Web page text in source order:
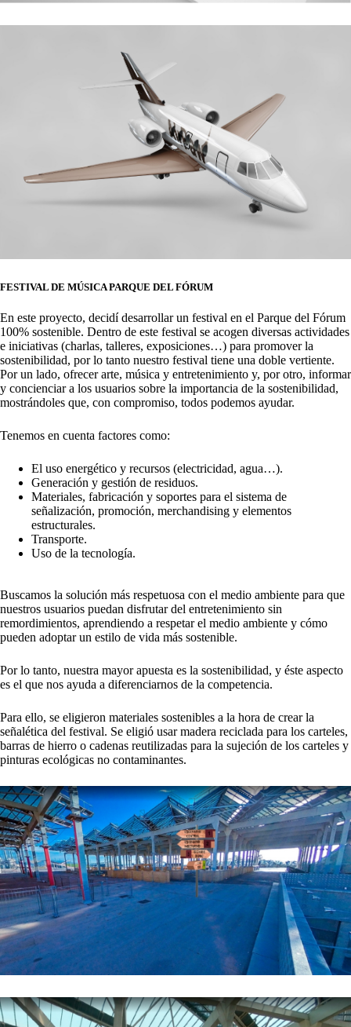
FESTIVAL DE MÚSICA PARQUE DEL FÓRUM
En este proyecto, decidí desarrollar un festival en el Parque del Fórum
100% sostenible. Dentro de este festival se acogen diversas actividades
e iniciativas (charlas, talleres, exposiciones…) para promover la
sostenibilidad, por lo tanto nuestro festival tiene una doble vertiente.
Por un lado, ofrecer arte, música y entretenimiento y, por otro, informar
y concienciar a los usuarios sobre la importancia de la sostenibilidad,
mostrándoles que, con compromiso, todos podemos ayudar.
Tenemos en cuenta factores como:
El uso energético y recursos (electricidad, agua…).
Generación y gestión de residuos.
Materiales, fabricación y soportes para el sistema de
señalización, promoción, merchandising y elementos
estructurales.
Transporte.
Uso de la tecnología.
Buscamos la solución más respetuosa con el medio ambiente para que
nuestros usuarios puedan disfrutar del entretenimiento sin
remordimientos, aprendiendo a respetar el medio ambiente y cómo
pueden adoptar un estilo de vida más sostenible.
Por lo tanto, nuestra mayor apuesta es la sostenibilidad, y éste aspecto
es el que nos ayuda a diferenciarnos de la competencia.
Para ello, se eligieron materiales sostenibles a la hora de crear la
señalética del festival. Se eligió usar madera reciclada para los carteles,
barras de hierro o cadenas reutilizadas para la sujeción de los carteles y
pinturas ecológicas no contaminantes.